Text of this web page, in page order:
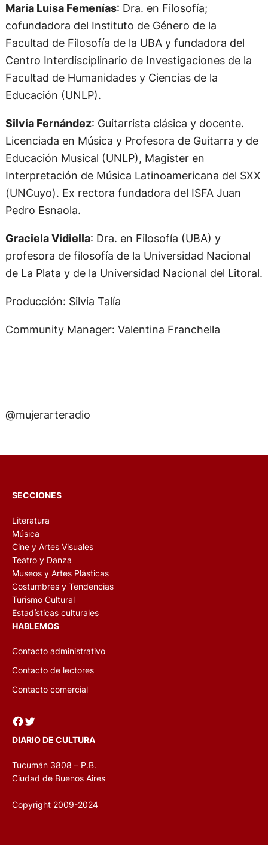
María Luisa Femenías: Dra. en Filosofía;
cofundadora del Instituto de Género de la
Facultad de Filosofía de la UBA y fundadora del
Centro Interdisciplinario de Investigaciones de la
Facultad de Humanidades y Ciencias de la
Educación (UNLP).
Silvia Fernández: Guitarrista clásica y docente.
Licenciada en Música y Profesora de Guitarra y de
Educación Musical (UNLP), Magister en
Interpretación de Música Latinoamericana del SXX
(UNCuyo). Ex rectora fundadora del ISFA Juan
Pedro Esnaola.
Graciela Vidiella: Dra. en Filosofía (UBA) y
profesora de filosofía de la Universidad Nacional
de La Plata y de la Universidad Nacional del Litoral.
Producción: Silvia Talía
Community Manager: Valentina Franchella
@mujerarteradio
SECCIONES
Literatura
Música
Cine y Artes Visuales
Teatro y Danza
Museos y Artes Plásticas
Costumbres y Tendencias
Turismo Cultural
Estadísticas culturales
HABLEMOS
Contacto administrativo
Contacto de lectores
Contacto comercial
Facebook Twitter
DIARIO DE CULTURA
Tucumán 3808 – P.B.
Ciudad de Buenos Aires
Copyright 2009-2024